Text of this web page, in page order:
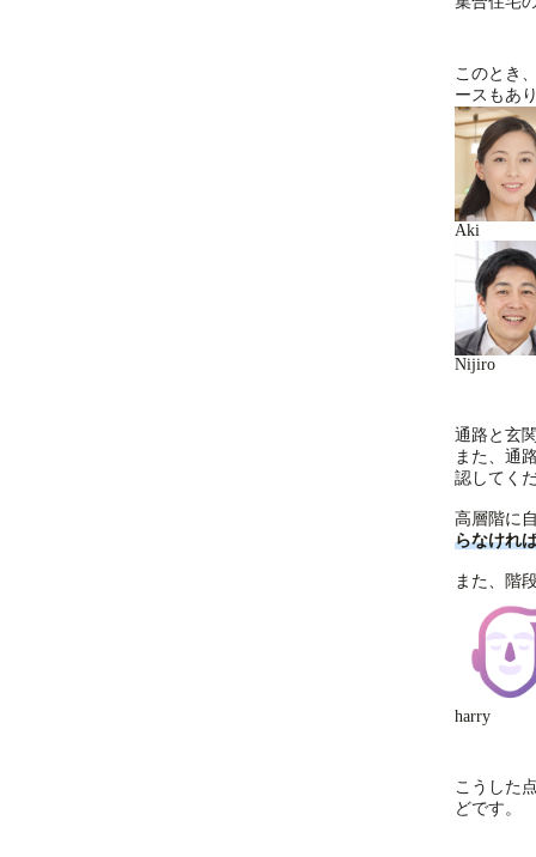
このとき
ースもあ
Aki
Nijiro
通路と玄
また、通
認してく
高層階に
らなけれ
また、階
harry
こうした
どです。